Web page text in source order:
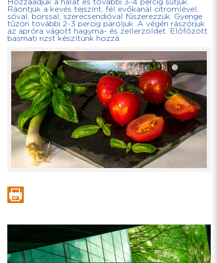
Hozzáadjuk a halat és további 3-4 percig sütjük.
Ráöntjük a kevés tejszínt, fél evőkanál citromlével,
sóval, borssal, szerecsendióval fűszerezzük. Gyenge
tűzön további 2-3 percig pároljuk. A végén rászórjuk
az apróra vágott hagyma- és zellerzöldet. Előfőzött
basmati rizst készítünk hozzá.